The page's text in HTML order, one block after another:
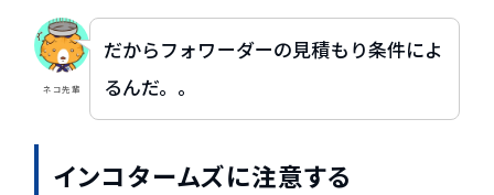
ネコ先輩
だからフォワーダーの見積もり条件によ
るんだ。。
インコタームズに注意する